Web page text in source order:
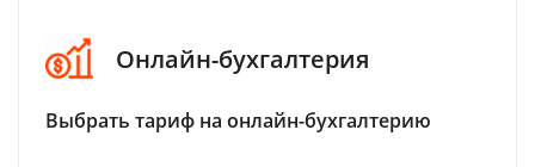
Онлайн-бухгалтерия
Выбрать тариф на онлайн-бухгалтерию